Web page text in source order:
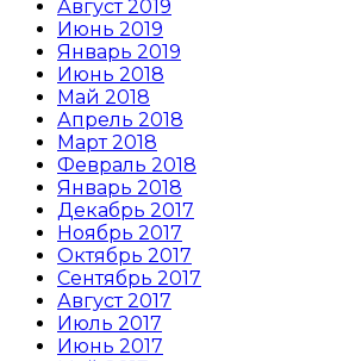
Август 2019
Июнь 2019
Январь 2019
Июнь 2018
Май 2018
Апрель 2018
Март 2018
Февраль 2018
Январь 2018
Декабрь 2017
Ноябрь 2017
Октябрь 2017
Сентябрь 2017
Август 2017
Июль 2017
Июнь 2017